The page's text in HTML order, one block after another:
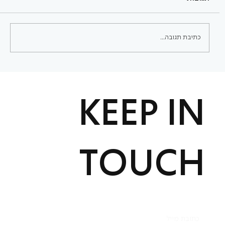
הכשרות מקצועיות בלי לצאת מהבית
כתיבת תגובה...
KEEP IN
TOUCH